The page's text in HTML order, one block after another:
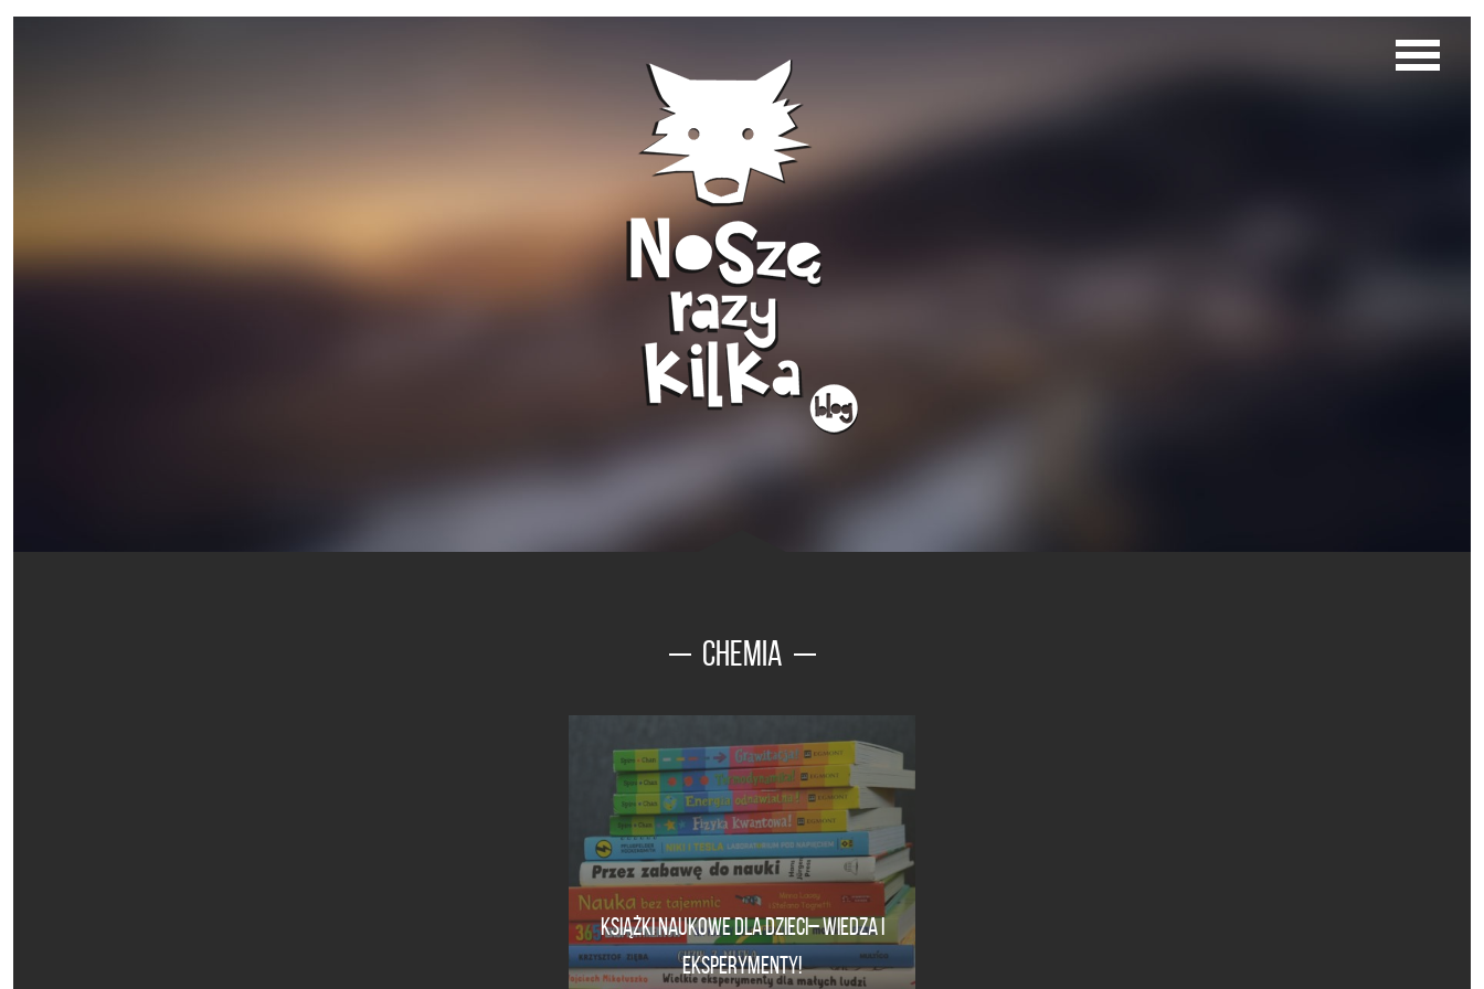
CHEMIA
KSIĄŻKI NAUKOWE DLA DZIECI– WIEDZA I
EKSPERYMENTY!